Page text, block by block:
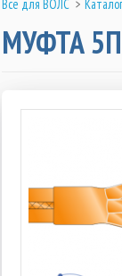
Все для ВОЛС > Каталог
МУФТА